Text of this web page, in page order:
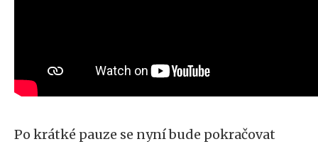
Po krátké pauze se nyní bude pokračovat